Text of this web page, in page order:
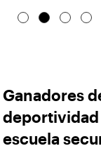
Ganadores
deportividad
escuela